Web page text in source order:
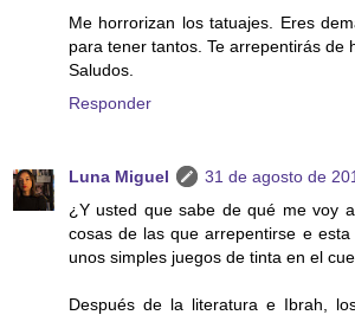
Me horrorizan los tatuajes. Eres
para tener tantos. Te arrepentirás de
Saludos.
Responder
Luna Miguel
31 de agosto de
¿Y usted que sabe de qué me voy
cosas de las que arrepentirse e
unos simples juegos de tinta en el
Después de la literatura e Ibrah,